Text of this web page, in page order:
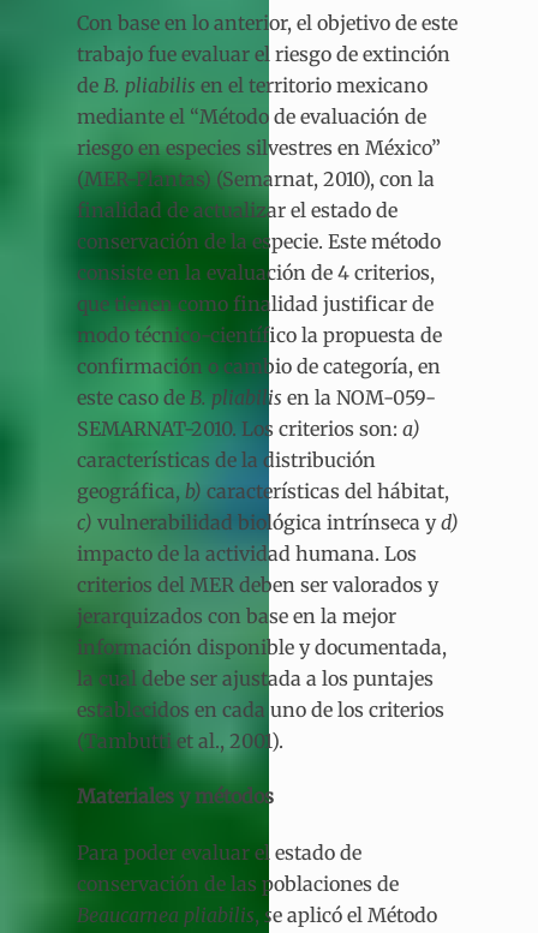
Con base en lo anterior, el objetivo de este
trabajo fue evaluar el riesgo de extinción
de B. pliabilis en el territorio mexicano
mediante el “Método de evaluación de
riesgo en especies silvestres en México”
(MER-Plantas) (Semarnat, 2010), con la
finalidad de actualizar el estado de
conservación de la especie. Este método
consiste en la evaluación de 4 criterios,
que tienen como finalidad justificar de
modo técnico-científico la propuesta de
confirmación o cambio de categoría, en
este caso de B. pliabilis en la NOM-059-
SEMARNAT-2010. Los criterios son: a)
características de la distribución
geográfica, b) características del hábitat,
c) vulnerabilidad biológica intrínseca yd)
impacto de la actividad humana. Los
criterios del MER deben ser valorados y
jerarquizados con base en la mejor
información disponible y documentada,
la cual debe ser ajustada a los puntajes
establecidos en cada uno de los criterios
(Tambutti et al., 2001).
Materiales y métodos
Para poder evaluar el estado de
conservación de las poblaciones de
Beaucarnea pliabilis, se aplicó el Método